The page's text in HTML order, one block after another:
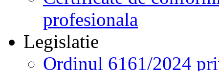
profesionala
Legislatie
Ordinul 6161/2024